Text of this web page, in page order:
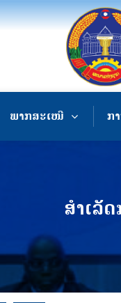
ພາກສະເໜີ ກ
ສຳເລັ